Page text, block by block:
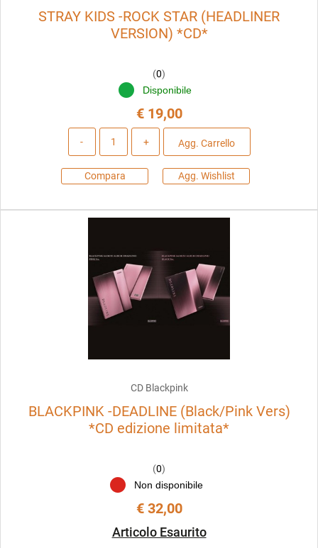
STRAY KIDS -ROCK STAR (HEADLINER
VERSION) *CD*
(0)
Disponibile
€ 19,00
Agg. Carrello
Compara Agg. Wishlist
CD Blackpink
BLACKPINK -DEADLINE (Black/Pink Vers)
*CD edizione limitata*
(0)
Non disponibile
€ 32,00
Articolo Esaurito